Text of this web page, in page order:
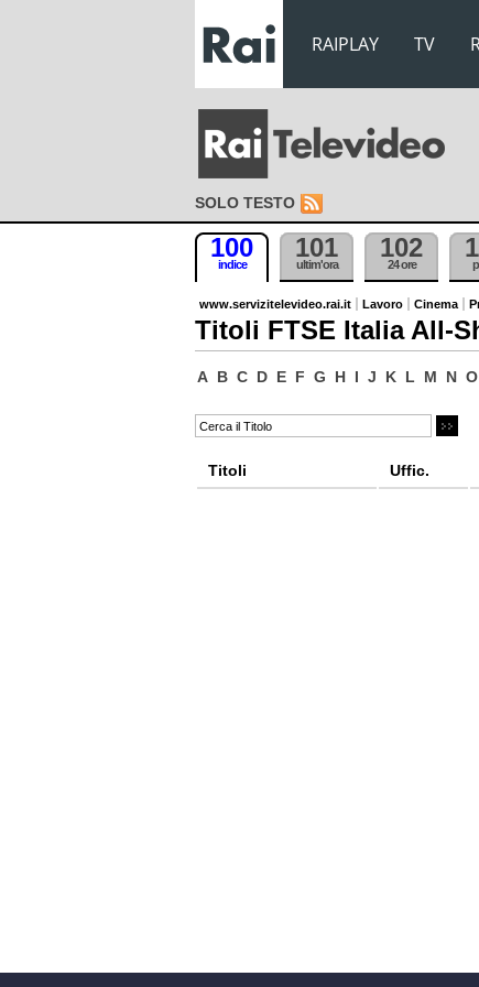
RAIPLAY TV
SOLO TESTO
100
indice
101
ultim'ora
102
24 ore
www.servizitelevideo.rai.it Lavoro Cinema
Titoli FTSE Italia All-
A B C D E F G H I J K L M N O
Titoli Uffic.